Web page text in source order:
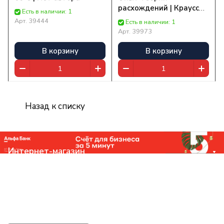
Есть в наличии: 1
Арт. 39444
В корзину
расхождений | Краусс
Розалинд
Есть в наличии: 1
Арт. 39973
В корзину
Назад к списку
Интернет-магазин